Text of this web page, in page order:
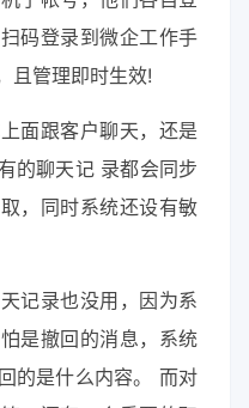
码登录到微企工作手
且管理即时生效!
面跟客户聊天，还是
的聊天记 录都会同步
，同时系统还设有敏
记录也没用，因为系
是撤回的消息，系统
的是什么内容。 而对